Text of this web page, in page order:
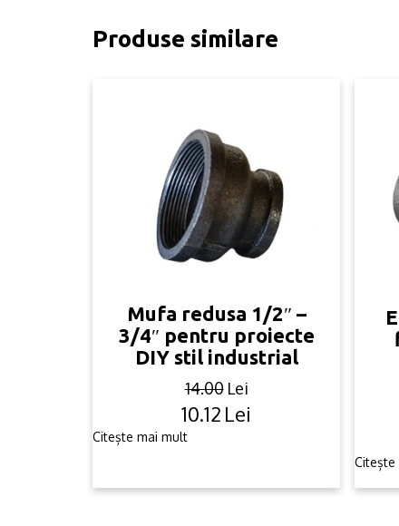
Produse similare
Mufa redusa 1/2″ –
3/4″ pentru proiecte
DIY stil industrial
14.00 Lei
Original
10.12 Lei
Current
Citește mai mult